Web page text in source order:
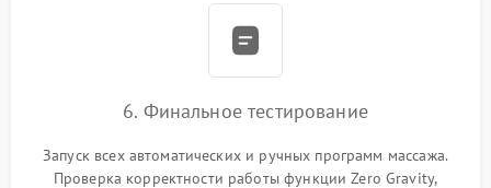
6. Финальное тестирование
Запуск всех автоматических и ручных программ массажа.
Проверка корректности работы функции Zero Gravity,